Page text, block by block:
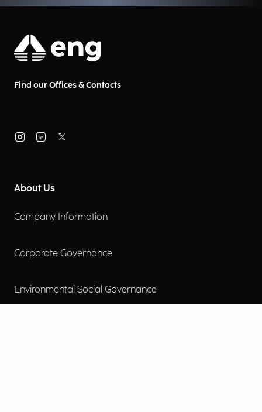
Find our Offices & Contacts
About Us
Company Information
Corporate Governance
Environmental Social Governance